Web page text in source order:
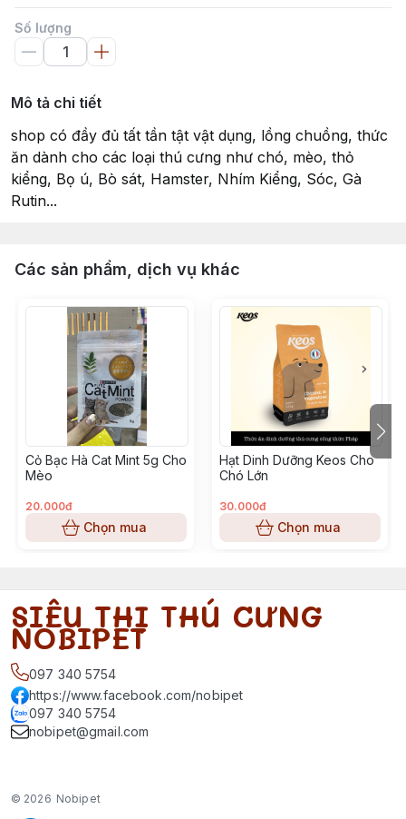
Số lượng
Mô tả chi tiết
shop có đầy đủ tất tần tật vật dụng, lồng chuồng, thức
ăn dành cho các loại thú cưng như chó, mèo, thỏ
kiểng, Bọ ú, Bò sát, Hamster, Nhím Kiểng, Sóc, Gà
Rutin...
Các sản phẩm, dịch vụ khác
Cỏ Bạc Hà Cat Mint 5g Cho
Mèo
20.000đ
Chọn mua
Hạt Dinh Dưỡng Keos Cho
Chó Lớn
30.000đ
Chọn mua
SIÊU THỊ THÚ CƯNG
NOBIPET
097 340 5754
https://www.facebook.com/nobipet
097 340 5754
nobipet@gmail.com
© 2026 Nobipet